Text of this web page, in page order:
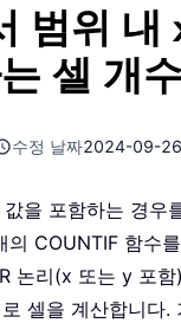
범위 내
셀 개
수정 날짜2024-09-26
을 포함하는 경우
의 COUNTIF 함수
논리(x 또는 y 포
셀을 계산합니다.